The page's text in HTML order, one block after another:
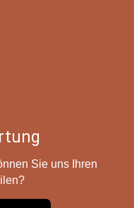
Sie uns Ihren